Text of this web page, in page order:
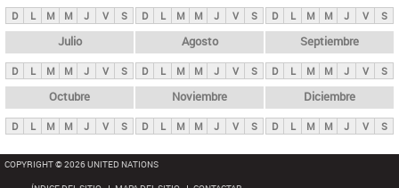
i
p
a
l
s
D L M M J V S D L M M J V S D L M M J V S
Julio
D L M M J V S
Agosto
D L M M J V S
Septiembre
D L M M J V S
Octubre
D L M M J V S
Noviembre
D L M M J V S
Diciembre
D L M M J V S
COPYRIGHT © 2026 UNITED NATIONS